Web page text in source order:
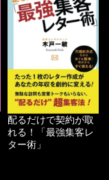
配るだけで契約が取
れる！「最強集客レ
ター術」